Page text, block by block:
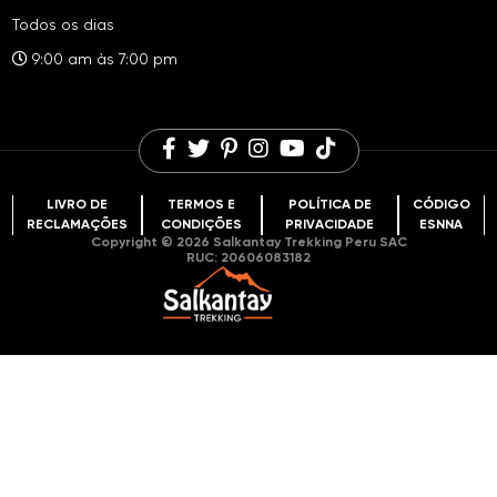
Fundação Salkantay
Comentários de viagens
Huchuy Qosqo
Montanha colorida
Todos os dias
9:00 am às 7:00 pm
Copyright © 2026 Salkantay Trekking Peru SAC
RUC: 20606083182
LIVRO DE
RECLAMAÇÕES
TERMOS E
CONDIÇÕES
POLÍTICA DE
PRIVACIDADE
CÓDIGO
ESNNA